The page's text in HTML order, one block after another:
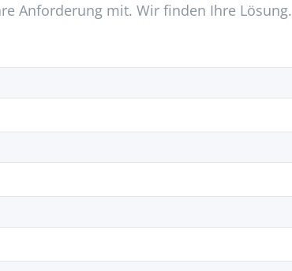
Anforderung mit. Wir finden Ihre Lösung.